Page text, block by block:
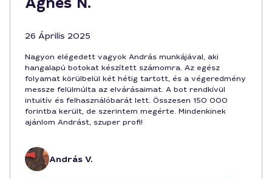
26 Április 2025
Nagyon elégedett vagyok András munkájával, aki
hangalapú botokat készített számomra. Az egész
folyamat körülbelül két hétig tartott, és a végeredmény
messze felülmúlta az elvárásaimat. A bot rendkívül
intuitív és felhasználóbarát lett. Összesen 150 000
forintba került, de szerintem megérte. Mindenkinek
ajánlom Andrást, szuper profi!
András V.